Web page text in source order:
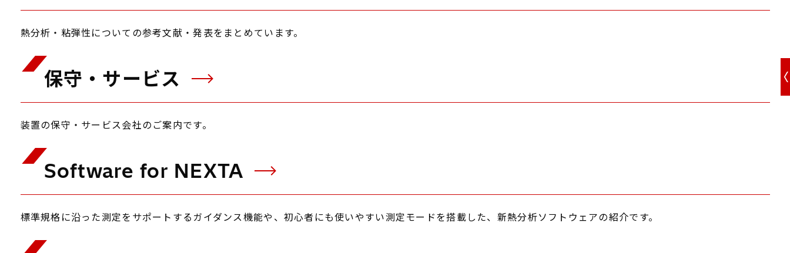
熱分析・粘弾性についての参考文献・発表をまとめています。
保守・サービス
装置の保守・サービス会社のご案内です。
Software for NEXTA
標準規格に沿った測定をサポートするガイダンス機能や、初心者にも使いやすい測定モードを搭載した、新熱分析ソフトウェアの紹介です。